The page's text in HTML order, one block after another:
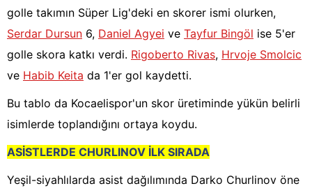
golle takımın Süper Lig'deki en skorer ismi olurken,
Serdar Dursun 6, Daniel Agyei ve Tayfur Bingöl ise 5'er
golle skora katkı verdi. Rigoberto Rivas, Hrvoje Smolcic
ve Habib Keita da 1'er gol kaydetti.
Bu tablo da Kocaelispor'un skor üretiminde yükün belirli
isimlerde toplandığını ortaya koydu.
ASİSTLERDE CHURLINOV İLK SIRADA
Yeşil-siyahlılarda asist dağılımında Darko Churlinov öne